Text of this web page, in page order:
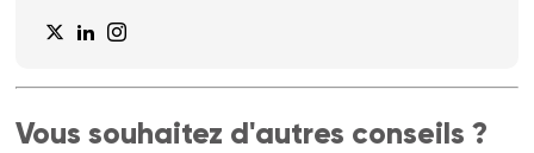
Vous souhaitez d'autres conseils ?